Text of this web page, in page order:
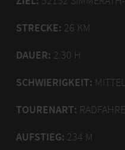
STRECKE: 26 KM
DAUER: 2:30 H
SCHWIERIGKEIT: MITTEL
TOURENART:
AUFSTIEG: 234 M